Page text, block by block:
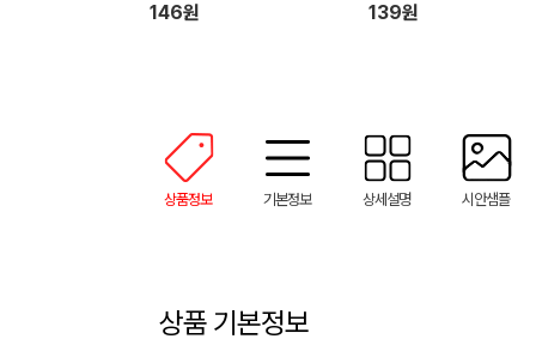
146원 139원
상품정보 기본정보 상세설명 시안샘플
상품 기본정보